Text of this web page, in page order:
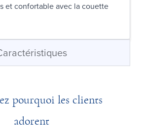
et confortable avec la couette
pourquoi les clients
adorent